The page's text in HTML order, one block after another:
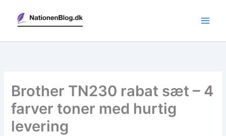
indholdet
Brother TN230 rabat sæt – 4
farver toner med hurtig
levering